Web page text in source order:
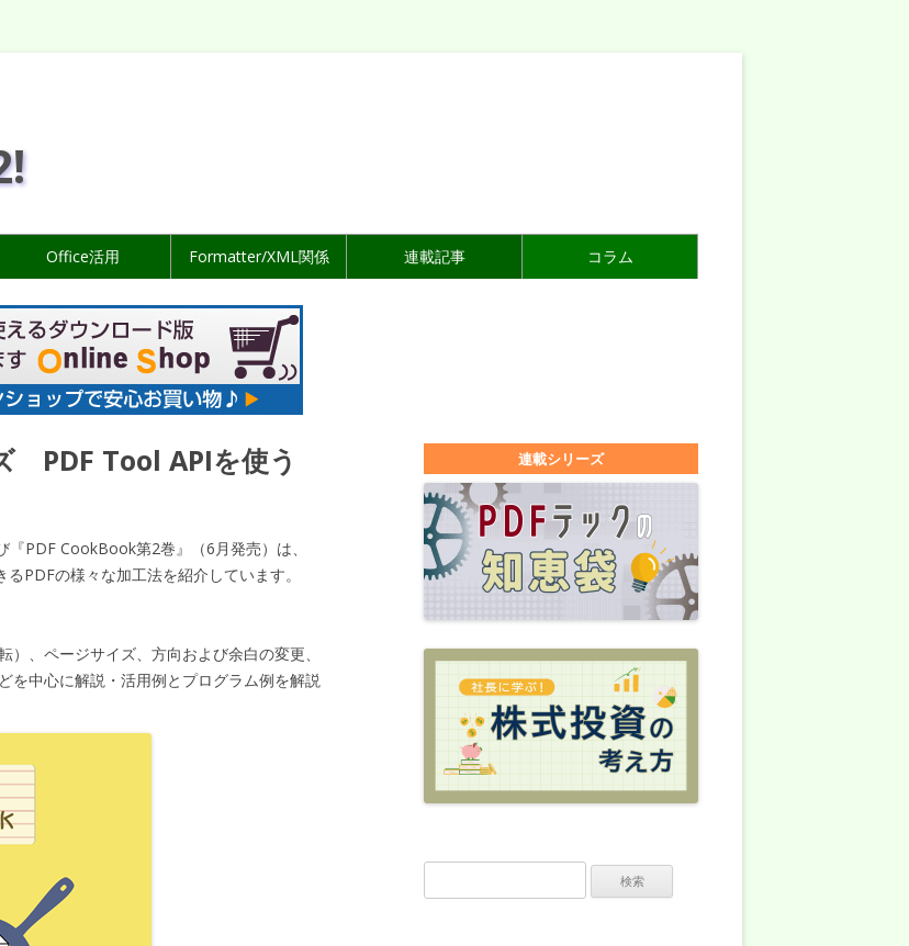
Office活用 Formatter/XML関係 連載記事 コラム
PDF Tool APIを使う
PDF CookBook第2巻』（6月発売）は、
PDFの様々な加工法を紹介しています。
、ページサイズ、方向および余白の変更、
を中心に解説・活用例とプログラム例を解説
連載シリーズ